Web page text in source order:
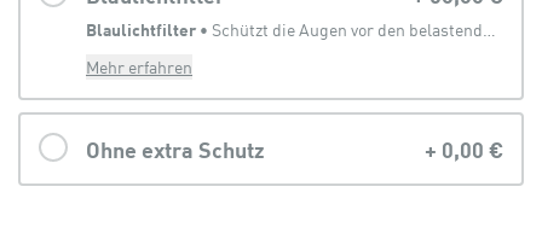
Blaulichtfilter •
Schützt die Augen vor den belastenden Anteilen des Lichtes, welches von digitalen Geräten abgegeben wird
Mehr erfahren
Ohne extra Schutz + 0,00 €